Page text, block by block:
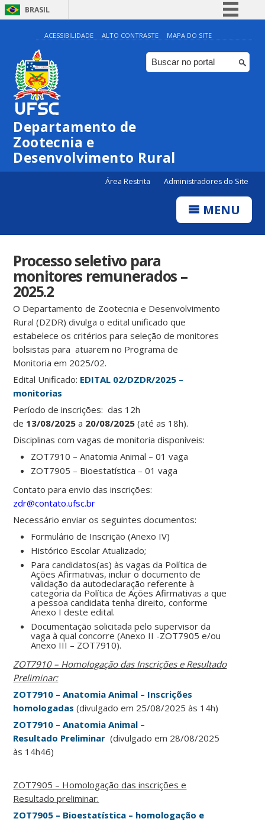
BRASIL
Simplifique!
Comunica BR
Participe
ACESSIBILIDADE ALTO CONTRASTE MAPA DO SITE
Departamento de
Zootecnia e
Desenvolvimento Rural
Área Restrita Administradores do Site
MENU
Processo seletivo para
monitores remunerados –
2025.2
O Departamento de Zootecnia e Desenvolvimento
Rural (DZDR) divulga o edital unificado que
estabelece os critérios para seleção de monitores
bolsistas para atuarem no Programa de
Monitoria em 2025/02.
Edital Unificado: EDITAL 02/DZDR/2025 –
monitorias
Período de inscrições: das 12h
de 13/08/2025 a 20/08/2025 (até as 18h).
Disciplinas com vagas de monitoria disponíveis:
ZOT7910 – Anatomia Animal – 01 vaga
ZOT7905 – Bioestatística – 01 vaga
Contato para envio das inscrições:
zdr@contato.ufsc.br
Necessário enviar os seguintes documentos:
Formulário de Inscrição (Anexo IV)
Histórico Escolar Atualizado;
Para candidatos(as) às vagas da Política de
Ações Afirmativas, incluir o documento de
validação da autodeclaração referente à
categoria da Política de Ações Afirmativas a que
a pessoa candidata tenha direito, conforme
Anexo I deste edital.
Documentação solicitada pelo supervisor da
vaga à qual concorre (Anexo II -ZOT7905 e/ou
Anexo III – ZOT7910).
ZOT7910 – Homologação das Inscrições e Resultado
Preliminar:
ZOT7910 – Anatomia Animal – Inscrições
homologadas (divulgado em 25/08/2025 às 14h)
ZOT7910 – Anatomia Animal –
Resultado Preliminar (divulgado em 28/08/2025
às 14h46)
ZOT7905 – Homologação das inscrições e
Resultado preliminar:
ZOT7905 – Bioestatística – homologação e